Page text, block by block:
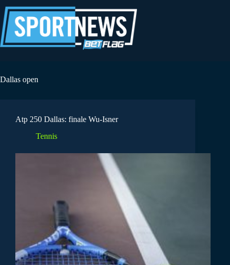
al
contenuto
Dallas open
Atp 250 Dallas: finale Wu-Isner
Tennis